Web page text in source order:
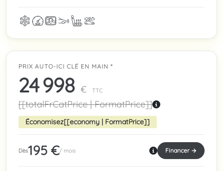
PRIX AUTO-ICI CLÉ EN MAIN *
24 998 € TTC
[[totalFrCatPrice | FormatPrice]]
Économisez[[economy | FormatPrice]]
Dès195 €/ mois Financer →